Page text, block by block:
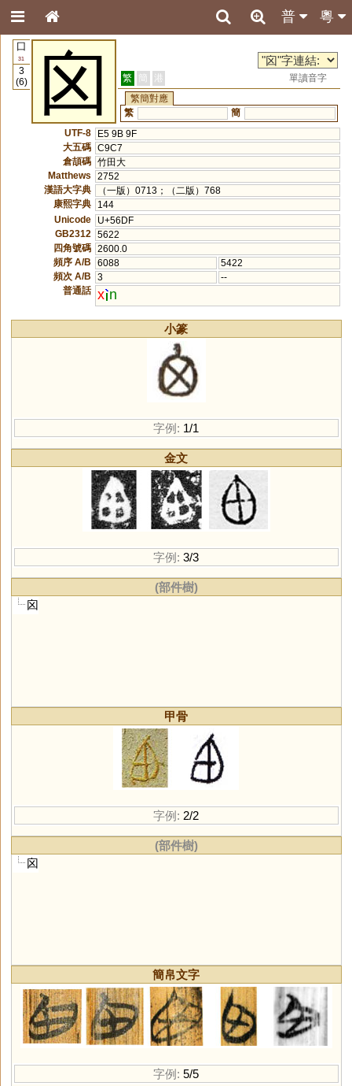
粵
普
囗
31
3
(6)
囟 繁 簡 港
單讀音字
繁簡對應
繁
簡
UTF-8
E5 9B 9F
大五碼 C9C7
倉頡碼 竹田大
Matthews
2752
漢語大字典
（一版）0713；（二版）768
康熙字典
144
Unicode
U+56DF
GB2312
5622
四角號碼 2600.0
頻序 A/B
6088
5422
頻次 A/B
3
--
普通話 x n
小篆
字例: 1/1
金文
字例: 3/3
(部件樹)
囟
甲骨
字例: 2/2
(部件樹)
囟
簡帛文字
字例: 5/5